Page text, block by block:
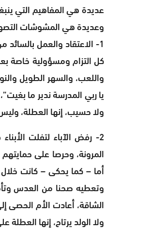
عديدة هي المفاهيم التي
وعديدة هي المشوشات
1- الاعتقاد والعمل
كل التزام ومسؤولية خاصة
واللعب، والسهر الطويل
يا ربي المدرسة ندير ما
ولا حسيب، إنها العطلة،
2- رفض الآباء لتفلت
المرونة، وحرصا على
أما – كما يحكى – كانت
وتعطيه صحنا من العدس
الشاقة، أعادت الأم الحصى
ولا الولد يرتاح، إنها